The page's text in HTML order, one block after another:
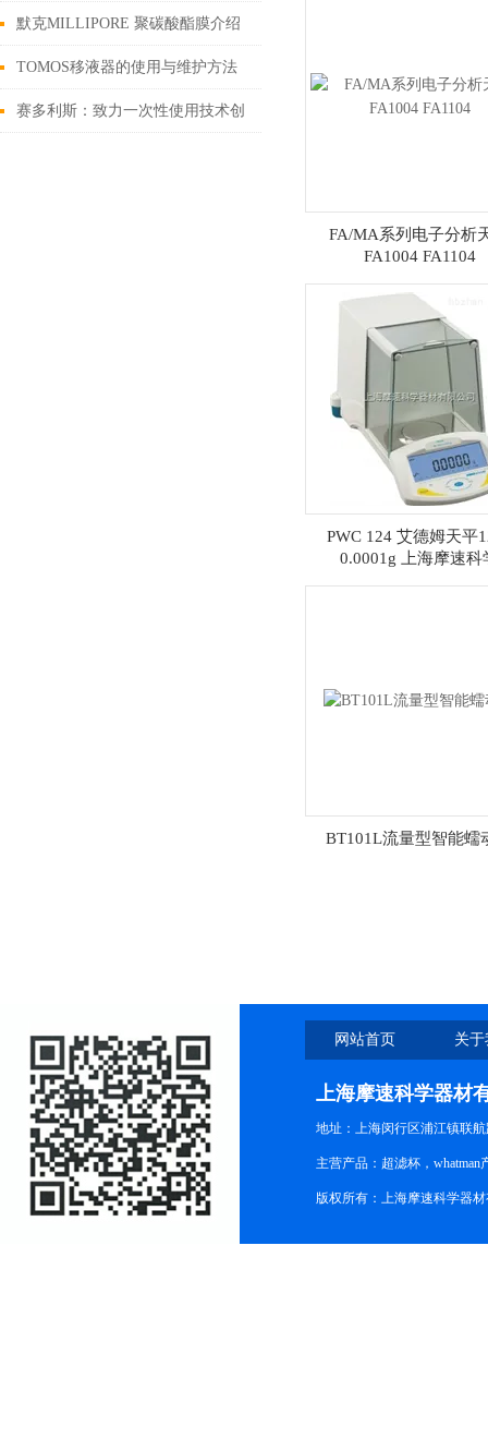
圆盘过滤膜片上海摩速科学器材有
限公司代理4008087828
默克MILLIPORE 聚碳酸酯膜介绍
TOMOS移液器的使用与维护方法
赛多利斯：致力一次性使用技术创
FA/MA系列电子分析
FA1004 FA1104
PWC 124 艾德姆天平
0.0001g 上海摩速科
BT101L流量型智能蠕
网站首页 关
上海摩速科学器材
地址：上海闵行区浦江镇联航
主营产品：超滤杯，
版权所有：上海摩速科学器